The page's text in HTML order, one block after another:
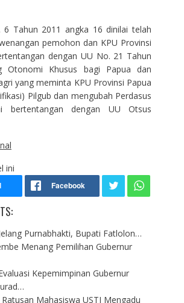
6 Tahun 2011 angka 16 dinilai telah
pemohon dan KPU Provinsi
dengan UU No. 21 Tahun
Otonomi Khusus bagi Papua dan
yang meminta KPU Provinsi Papua
Pilgub dan mengubah Perdasus
bertentangan dengan UU Otsus
ini
Purnabhakti, Bupati Fatlolon…
Menang Pemilihan Gubernur
Kepemimpinan Gubernur
Mahasiswa USTJ Mengadu